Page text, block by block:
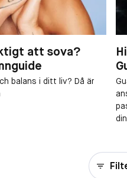
att sova?
balans i ditt liv? Då är